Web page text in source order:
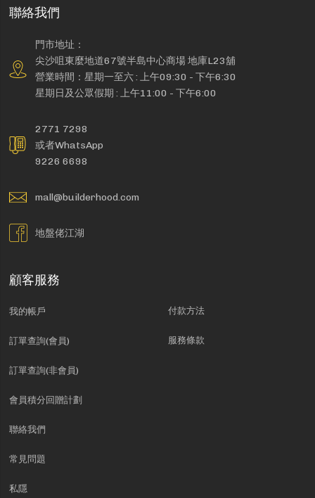
聯絡我們
門市地址：
尖沙咀東麼地道67號半島中心商場 地庫L23舖
營業時間：星期一至六 : 上午09:30 - 下午6:30
星期日及公眾假期 : 上午11:00 - 下午6:00
2771 7298
或者WhatsApp
9226 6698
mall@builderhood.com
地盤佬江湖
顧客服務
我的帳戶
訂單查詢(會員)
訂單查詢(非會員)
會員積分回贈計劃
聯絡我們
常見問題
私隱
付款方法
服務條款